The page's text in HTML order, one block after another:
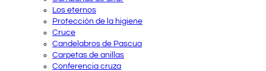
Los eternos
Protección de la higiene
Cruce
Candelabros de Pascua
Carpetas de anillas
Conferencia cruza